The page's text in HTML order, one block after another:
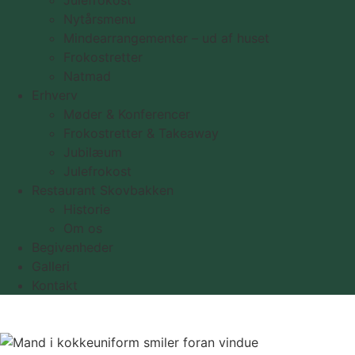
Nytårsmenu
Mindearrangementer – ud af huset
Frokostretter
Natmad
Erhverv
Møder & Konferencer
Frokostretter & Takeaway
Jubilæum
Julefrokost
Restaurant Skovbakken
Historie
Om os
Begivenheder
Galleri
Kontakt